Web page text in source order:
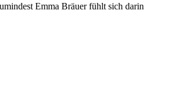
Emma Bräuer fühlt sich darin